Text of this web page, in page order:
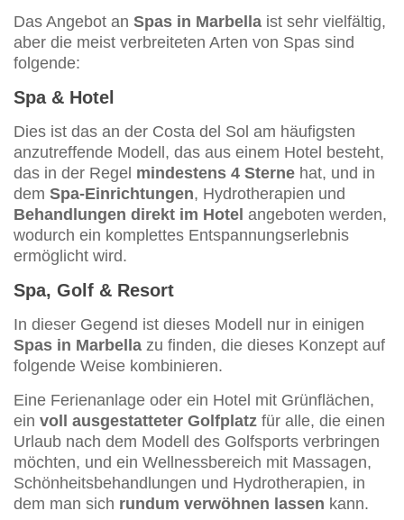
Das Angebot an Spas in Marbella ist sehr vielfältig,
aber die meist verbreiteten Arten von Spas sind
folgende:
Spa & Hotel
Dies ist das an der Costa del Sol am häufigsten
anzutreffende Modell, das aus einem Hotel besteht,
das in der Regel mindestens 4 Sterne hat, und in
dem Spa-Einrichtungen, Hydrotherapien und
Behandlungen direkt im Hotel angeboten werden,
wodurch ein komplettes Entspannungserlebnis
ermöglicht wird.
Spa, Golf & Resort
In dieser Gegend ist dieses Modell nur in einigen
Spas in Marbella zu finden, die dieses Konzept auf
folgende Weise kombinieren.
Eine Ferienanlage oder ein Hotel mit Grünflächen,
ein voll ausgestatteter Golfplatz für alle, die einen
Urlaub nach dem Modell des Golfsports verbringen
möchten, und ein Wellnessbereich mit Massagen,
Schönheitsbehandlungen und Hydrotherapien, in
dem man sich rundum verwöhnen lassen kann.